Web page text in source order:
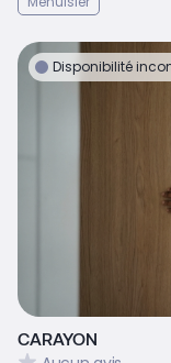
Disponibilité
CARAYON